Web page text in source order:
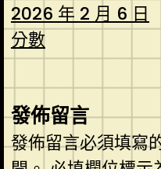
2026 年 2 月 6 日
分數
發佈留言
發佈留言必須填寫